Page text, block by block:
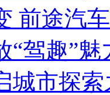
前途汽
“驾趣”魅
城市探索